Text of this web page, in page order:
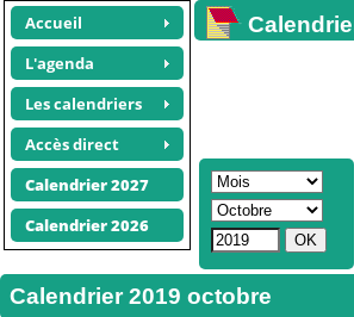
Accueil
L'agenda
Les calendriers
Accès direct
Calendrier 2027
Calendrier 2026
Calendrier 2019 octobre